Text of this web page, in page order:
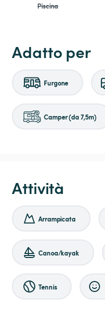
Piscina
Adatto per
Furgone
Camper (da 7,5m)
Attività
Arrampicata
Canoa/kayak
Tennis